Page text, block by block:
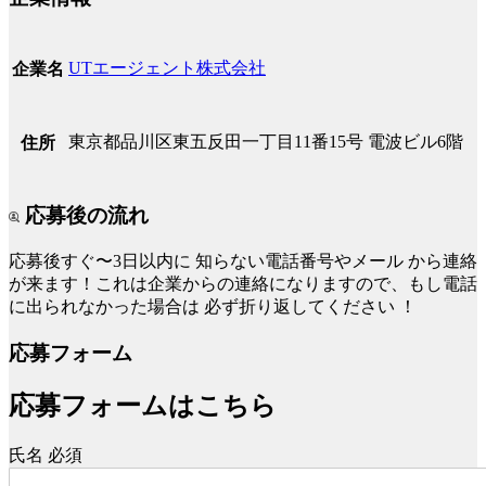
企業名 UTエージェント株式会社
住所 東京都品川区東五反田一丁目11番15号 電波ビル6階
応募後の流れ
応募後すぐ〜3日以内に 知らない電話番号やメール から連絡
が来ます！これは企業からの連絡になりますので、もし電話
に出られなかった場合は 必ず折り返してください ！
応募フォーム
応募フォームはこちら
氏名 必須